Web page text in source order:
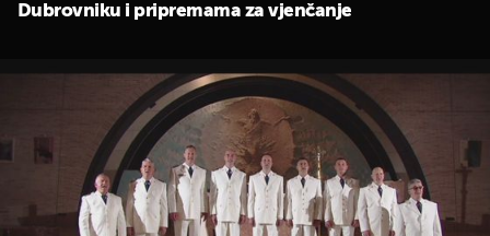
Dubrovniku i pripremama za vjenčanje